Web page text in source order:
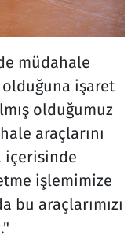
müdahale
işaret
olduğumuz
araçlarını
içerisinde
işlemimize
bu araçlarımızı